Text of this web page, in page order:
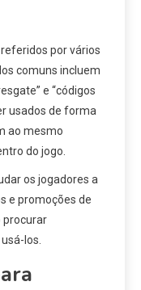
por vários
comuns incluem
e “códigos
usados de forma
ao mesmo
do jogo.
os jogadores a
e promoções de
procurar
los.